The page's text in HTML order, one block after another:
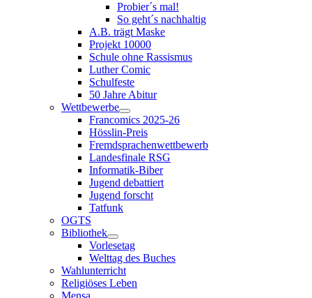
Probier´s mal!
So geht´s nachhaltig
A.B. trägt Maske
Projekt 10000
Schule ohne Rassismus
Luther Comic
Schulfeste
50 Jahre Abitur
Wettbewerbe
Francomics 2025-26
Hösslin-Preis
Fremdsprachenwettbewerb
Landesfinale RSG
Informatik-Biber
Jugend debattiert
Jugend forscht
Tatfunk
OGTS
Bibliothek
Vorlesetag
Welttag des Buches
Wahlunterricht
Religiöses Leben
Mensa